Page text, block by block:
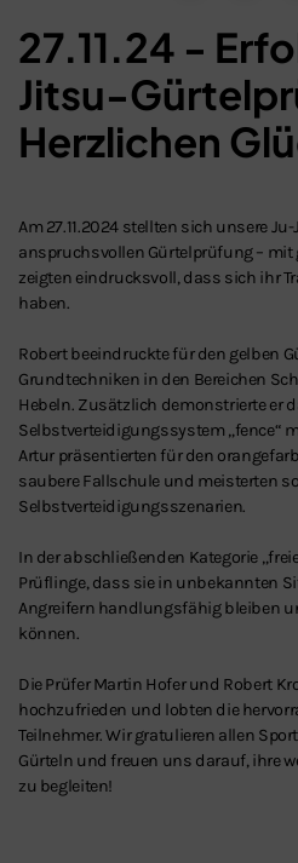
27.11.24 -
Jitsu-
Herzlichen
Am 27.11.2024 stellten sich unsere
anspruchsvollen Gürtelprüfung – mit
zeigten eindrucksvoll, dass sich ihr
haben.
Robert beeindruckte für den gelben
Grundtechniken in den Bereichen
Hebeln. Zusätzlich demonstrierte er
Selbstverteidigungssystem „fence“
Artur präsentierten für den
saubere Fallschule und meisterten
Selbstverteidigungsszenarien.
In der abschließenden Kategorie
Prüflinge, dass sie in unbekannten
Angreifern handlungsfähig bleiben
können.
Die Prüfer Martin Hofer und Robert
hochzufrieden und lobten die
Teilnehmer. Wir gratulieren allen
Gürteln und freuen uns darauf, ihre
zu begleiten!